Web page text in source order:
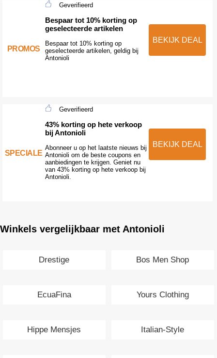
PROMOS
Geverifieerd
Bespaar tot 10% korting op
geselecteerde artikelen
Bespaar tot 10% korting op
geselecteerde artikelen, geldig bij
Antonioli
BEKIJK DEAL
SPECIALE
Geverifieerd
43% korting op hete verkoop
bij Antonioli
Abonneer u op het laatste nieuws bij
Antonioli om de beste coupons en
aanbiedingen te krijgen. Geniet nu
van 43% korting op hete verkoop bij
Antonioli.
BEKIJK DEAL
Winkels vergelijkbaar met Antonioli
Drestige Bos Men Shop
EcuaFina Yours Clothing
Hippe Mensjes Italian-Style